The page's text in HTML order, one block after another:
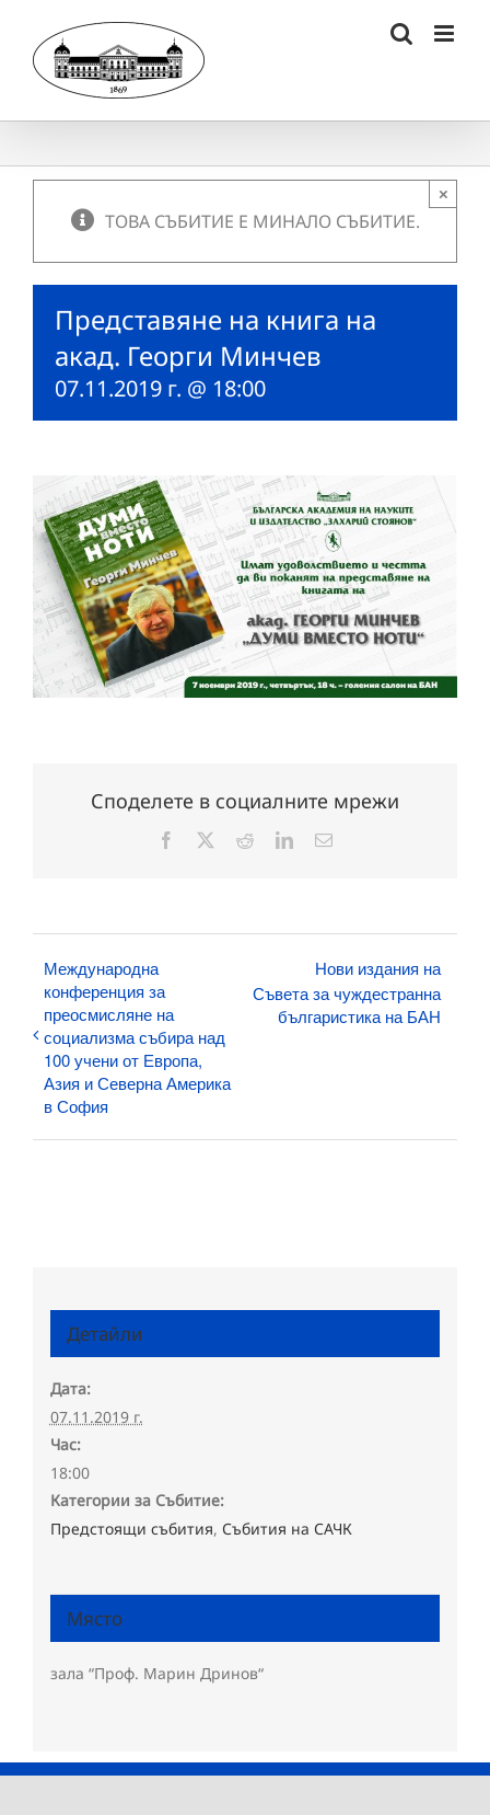
content
ТОВА СЪБИТИЕ Е МИНАЛО СЪБИТИЕ.
×
Представяне на книга на
акад. Георги Минчев
07.11.2019 г. @ 18:00
Споделете в социалните мрежи
Facebook RedditLinkedInЕлектронна
Международна
конференция за
преосмисляне на
социализма събира над
100 учени от Европа,
Азия и Северна Америка
в София
Нови издания на
Съвета за чуждестранна
българистика на БАН
Детайли
Дата:
07.11.2019 г.
Час:
18:00
Категории за Събитие:
Предстоящи събития, Събития на САЧК
Място
зала “Проф. Марин Дринов“